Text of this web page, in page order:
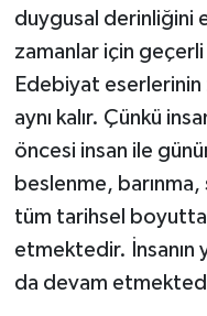
duygusal derinliğini
zamanlar için
Edebiyat eserlerinin
aynı kalır. Çünkü
öncesi insan ile
beslenme, barınma,
tüm tarihsel boyutta
etmektedir. İnsanın
da devam